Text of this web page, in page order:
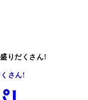
りだくさん!
さん!